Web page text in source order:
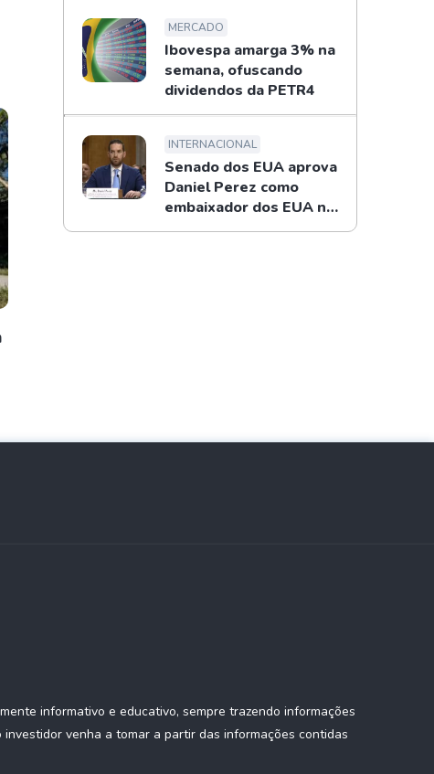
MERCADO
Ibovespa amarga 3% na
semana, ofuscando
dividendos da PETR4
INTERNACIONAL
Senado dos EUA aprova
Daniel Perez como
embaixador dos EUA no
Brasil
informativo e educativo, sempre trazendo informações
venha a tomar a partir das informações contidas